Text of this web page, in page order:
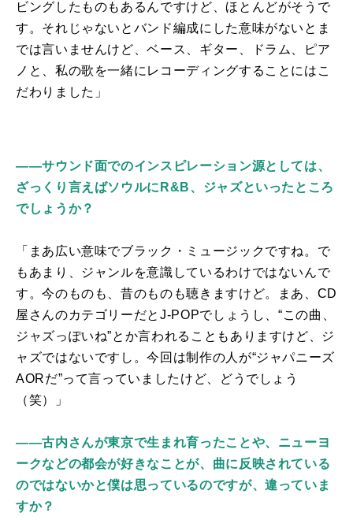
ビングしたものもあるんですけど、ほとんどがそうで
す。それじゃないとバンド編成にした意味がないとま
では言いませんけど、ベース、ギター、ドラム、ピア
ノと、私の歌を一緒にレコーディングすることにはこ
だわりました」
――サウンド面でのインスピレーション源としては、
ざっくり言えばソウルにR&B、ジャズといったところ
でしょうか？
「まあ広い意味でブラック・ミュージックですね。で
もあまり、ジャンルを意識しているわけではないんで
す。今のものも、昔のものも聴きますけど。まあ、 CD
屋さんのカテゴリーだとJ-POPでしょうし、“この曲、
ジャズっぽいね”とか言われることもありますけど、ジ
ャズではないですし。今回は制作の人が“ジャパニーズ
AORだ”って言っていましたけど、どうでしょう
（笑）」
――古内さんが東京で生まれ育ったことや、ニューヨ
ークなどの都会が好きなことが、曲に反映されている
のではないかと僕は思っているのですが、違っていま
すか？